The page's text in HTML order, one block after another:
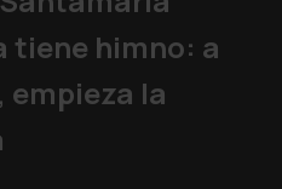
tiene himno: a
empieza la